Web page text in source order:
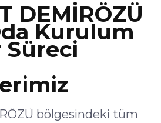
DEMİRÖZÜ
Kurulum
Süreci
bölgesindeki tüm